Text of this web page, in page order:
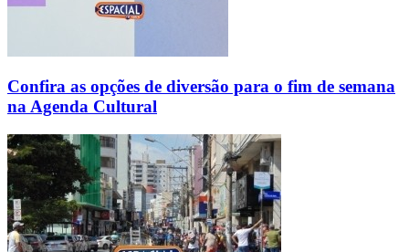
Confira as opções de diversão para o fim de semana
na Agenda Cultural